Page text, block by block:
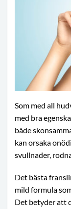
Som med all
med bra
både
kan orsaka
svullnader,
Det bästa
mild formula
Det betyder att